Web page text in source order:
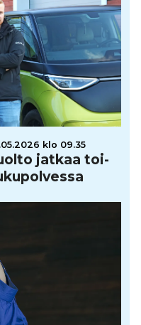
klo 09.35
jatkaa toi­